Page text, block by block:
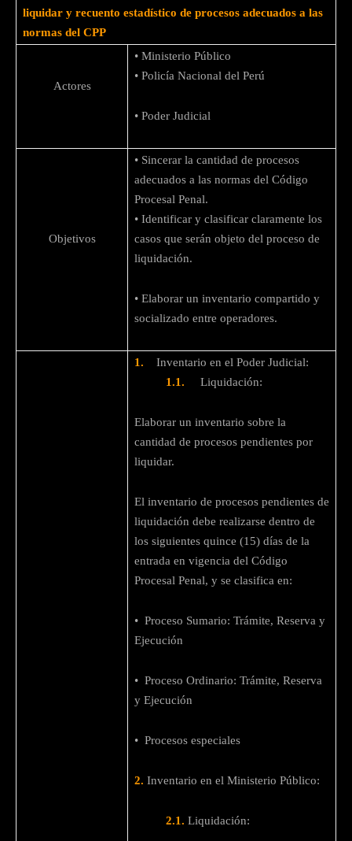
liquidar y recuento estadístico de procesos adecuados a las
normas del CPP
Actores
• Ministerio Público
• Policía Nacional del Perú
• Poder Judicial
Objetivos
• Sincerar la cantidad de procesos
adecuados a las normas del Código
Procesal Penal.
• Identificar y clasificar claramente los
casos que serán objeto del proceso de
liquidación.
• Elaborar un inventario compartido y
socializado entre operadores.
1. Inventario en el Poder Judicial:
1.1. Liquidación:
Elaborar un inventario sobre la
cantidad de procesos pendientes por
liquidar.
El inventario de procesos pendientes de
liquidación debe realizarse dentro de
los siguientes quince (15) días de la
entrada en vigencia del Código
Procesal Penal, y se clasifica en:
• Proceso Sumario: Trámite, Reserva y
Ejecución
• Proceso Ordinario: Trámite, Reserva
y Ejecución
• Procesos especiales
2. Inventario en el Ministerio Público:
2.1. Liquidación: